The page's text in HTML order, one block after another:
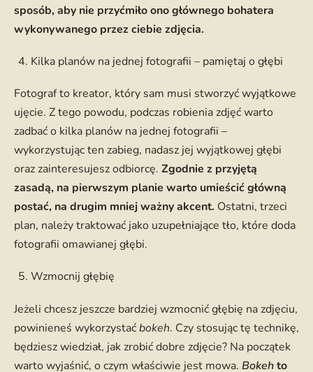
sposób, aby nie przyćmiło ono głównego bohatera
wykonywanego przez ciebie zdjęcia.
Kilka planów na jednej fotografii – pamiętaj o głębi
Fotograf to kreator, który sam musi stworzyć wyjątkowe
ujęcie. Z tego powodu, podczas robienia zdjęć warto
zadbać o kilka planów na jednej fotografii –
wykorzystując ten zabieg, nadasz jej wyjątkowej głębi
oraz zainteresujesz odbiorcę. Zgodnie z przyjętą
zasadą, na pierwszym planie warto umieścić główną
postać, na drugim mniej ważny akcent. Ostatni, trzeci
plan, należy traktować jako uzupełniające tło, które doda
fotografii omawianej głębi.
Wzmocnij głębię
Jeżeli chcesz jeszcze bardziej wzmocnić głębię na zdjęciu,
powinieneś wykorzystaćbokeh. Czy stosując tę technikę,
będziesz wiedział, jak zrobić dobre zdjęcie? Na początek
warto wyjaśnić, o czym właściwie jest mowa. Bokehto